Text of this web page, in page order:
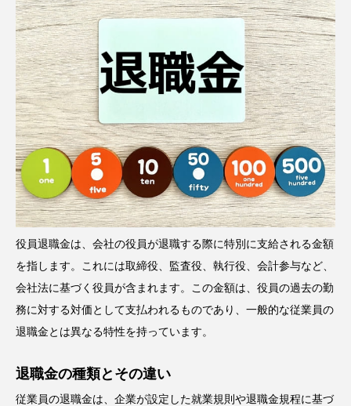
役員退職金は、会社の役員が退職する際に特別に支給される金額
を指します。これには取締役、監査役、執行役、会計参与など、
会社法に基づく役員が含まれます。この金額は、役員の過去の勤
務に対する対価として支払われるものであり、一般的な従業員の
退職金とは異なる特性を持っています。
退職金の種類とその違い
従業員の退職金は、企業が設定した就業規則や退職金規程に基づ